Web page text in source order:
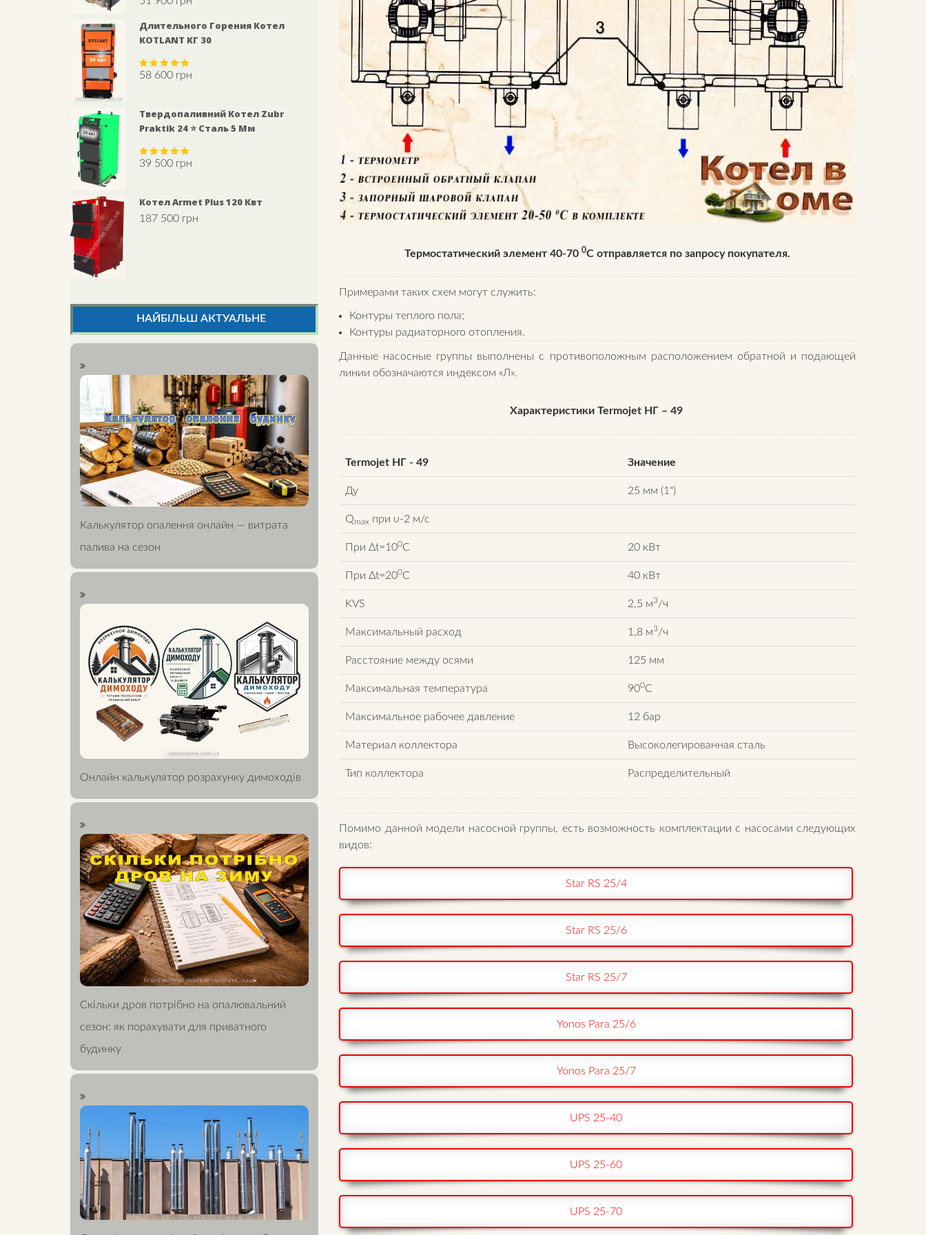
Термостатический элемент 40-700С отправляется по запросу покупателя.
Примерами таких схем могут служить:
Контуры теплого пола;
Контуры радиаторного отопления.
Данные насосные группы выполнены с противоположным расположением обратной и подающей
линии обозначаются индексом «Л».
Характеристики Termojet НГ – 49
Termojet НГ - 49 Значение
Ду 25 мм (1")
Qmax при υ-2 м/с
При Δt=100C 20 кВт
При Δt=200C 40 кВт
KVS 2,5 м3/ч
Максимальный расход 1,8 м3/ч
Расстояние между осями 125 мм
Максимальная температура 900C
Максимальное рабочее давление 12 бар
Материал коллектора Высоколегированная сталь
Тип коллектора Распределительный
Помимо данной модели насосной группы, есть возможность комплектации с насосами следующих
видов:
Star RS 25/4
Star RS 25/6
Star RS 25/7
Yonos Para 25/6
Yonos Para 25/7
UPS 25-40
UPS 25-60
UPS 25-70
Длительного Горения Котел
KOTLANT KГ 30
Rated5.00
58 600 грн
Твердопаливний Котел Zubr
Praktik 24 ⭐ Сталь 5 Мм
Rated5.00
39 500 грн
Котел Armet Plus 120 Квт
187 500 грн
НАЙБІЛЬШ АКТУАЛЬНЕ
Калькулятор опалення онлайн — витрата
палива на сезон
Онлайн калькулятор розрахунку димоходів
Скільки дров потрібно на опалювальний
сезон: як порахувати для приватного
будинку